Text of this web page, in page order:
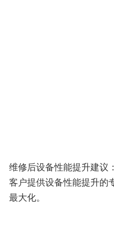
维修后设备性能提升建议
客户提供设备性能提升的
最大化。